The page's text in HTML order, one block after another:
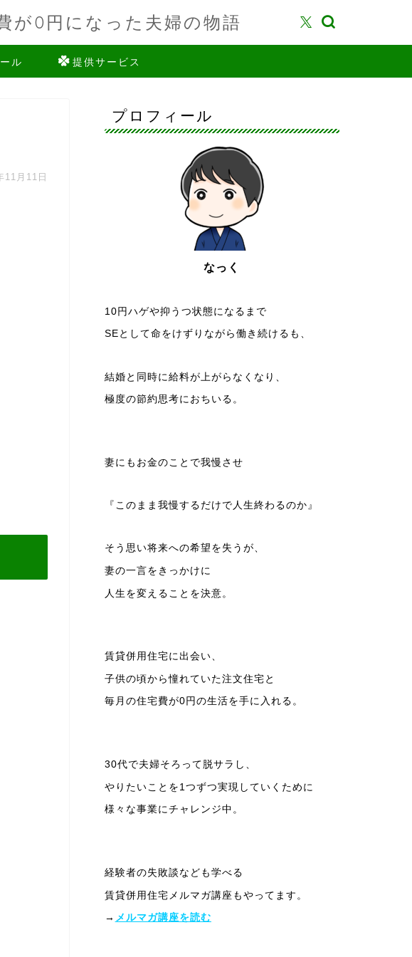
が0円になった夫婦の物語
ル 提供サービス
11月11日
プロフィール
なっく
10円ハゲや抑うつ状態になるまで
SEとして命をけずりながら働き続けるも、
結婚と同時に給料が上がらなくなり、
極度の節約思考におちいる。
妻にもお金のことで我慢させ
『このまま我慢するだけで人生終わるのか』
そう思い将来への希望を失うが、
妻の一言をきっかけに
人生を変えることを決意。
賃貸併用住宅に出会い、
子供の頃から憧れていた注文住宅と
毎月の住宅費が0円の生活を手に入れる。
30代で夫婦そろって脱サラし、
やりたいことを1つずつ実現していくために
様々な事業にチャレンジ中。
経験者の失敗談なども学べる
賃貸併用住宅メルマガ講座もやってます。
→ メルマガ講座を読む